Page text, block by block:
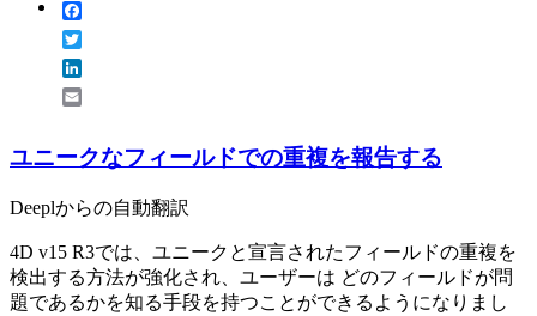
ユニークなフィールドでの重複を報告する
Deeplからの自動翻訳
4D v15 R3では、ユニークと宣言されたフィールドの重複を
検出する方法が強化され、ユーザーは どのフィールドが問
題であるかを知る手段を持つことができるようになりまし